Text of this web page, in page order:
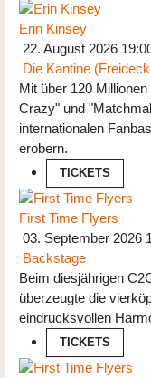
Erin Kinsey
22. August 2026
Die Kantine
Mit über 120
Crazy" und
internationalen
erobern.
TICKETS
First Time Flyers
03. September 2026
Backstage
Beim diesjährigen
überzeugte die
eindrucksvollen
TICKETS